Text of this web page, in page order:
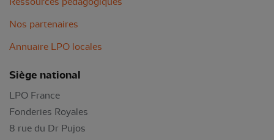
Nos partenaires
Annuaire LPO locales
Siège national
LPO France
Fonderies Royales
8 rue du Dr Pujos